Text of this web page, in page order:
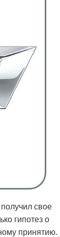
свое
гипотез о
принятию.